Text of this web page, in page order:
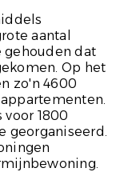
aantal
dat
Op het
zo'n 4600
1800
georganiseerd.